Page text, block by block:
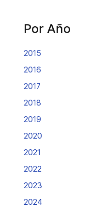
Por Año
2015
2016
2017
2018
2019
2020
2021
2022
2023
2024